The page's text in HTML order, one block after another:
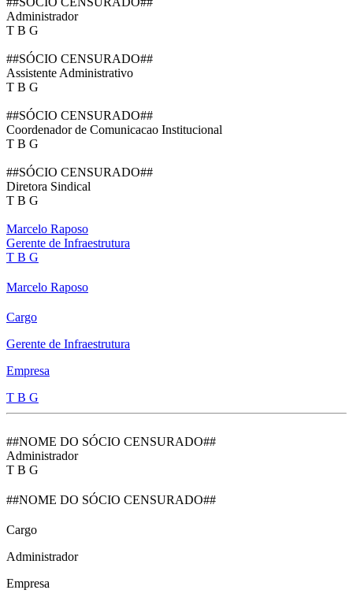
Administrador
T B G
##SÓCIO CENSURADO##
Assistente Administrativo
T B G
##SÓCIO CENSURADO##
Coordenador de Comunicacao Institucional
T B G
##SÓCIO CENSURADO##
Diretora Sindical
T B G
Marcelo Raposo
Gerente de Infraestrutura
T B G
Marcelo Raposo
Cargo
Gerente de Infraestrutura
Empresa
T B G
##NOME DO SÓCIO CENSURADO##
Administrador
T B G
##NOME DO SÓCIO CENSURADO##
Cargo
Administrador
Empresa